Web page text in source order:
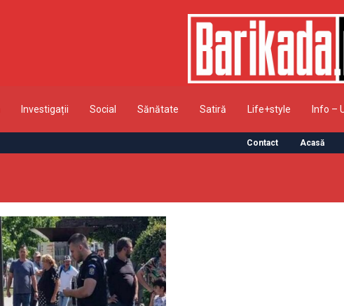
Investigații Social Sănătate Satiră Life+style Info –
Contact Acasă